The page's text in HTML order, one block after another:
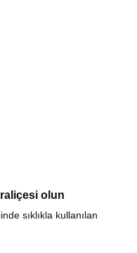
olun
sıklıkla kullanılan